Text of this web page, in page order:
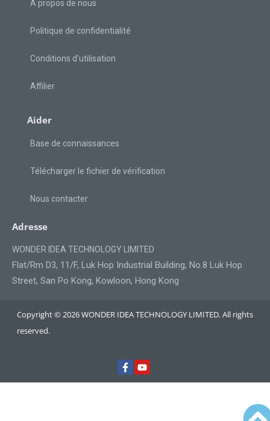
À propos de nous
Politique de confidentialité
Conditions d'utilisation
Affilier
Aider
Base de connaissances
Télécharger le fichier de vérification
Nous contacter
Adresse
WONDER IDEA TECHNOLOGY LIMITED
Flat/Rm D3, 11/F, Luk Hop Industrial Building, No.8 Luk Hop
Street, San Po Kong, Kowloon, Hong Kong
Copyright © 2026 WONDER IDEA TECHNOLOGY LIMITED. All rights
reserved.